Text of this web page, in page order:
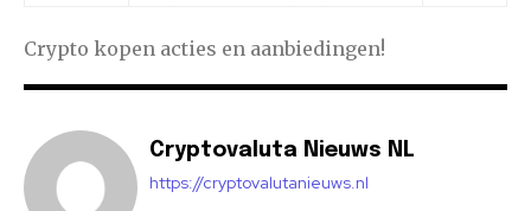
Crypto kopen acties en aanbiedingen!
Cryptovaluta Nieuws NL
https://cryptovalutanieuws.nl